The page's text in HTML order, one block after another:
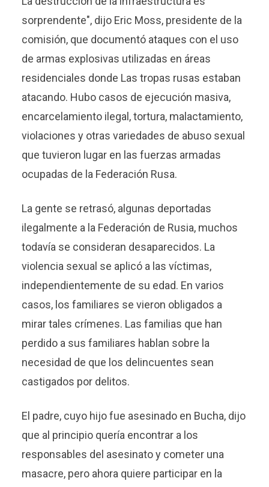
sorprendente", dijo Eric Moss, presidente de la
comisión, que documentó ataques con el uso
de armas explosivas utilizadas en áreas
residenciales donde Las tropas rusas estaban
atacando. Hubo casos de ejecución masiva,
encarcelamiento ilegal, tortura, malactamiento,
violaciones y otras variedades de abuso sexual
que tuvieron lugar en las fuerzas armadas
ocupadas de la Federación Rusa.
La gente se retrasó, algunas deportadas
ilegalmente a la Federación de Rusia, muchos
todavía se consideran desaparecidos. La
violencia sexual se aplicó a las víctimas,
independientemente de su edad. En varios
casos, los familiares se vieron obligados a
mirar tales crímenes. Las familias que han
perdido a sus familiares hablan sobre la
necesidad de que los delincuentes sean
castigados por delitos.
El padre, cuyo hijo fue asesinado en Bucha, dijo
que al principio quería encontrar a los
responsables del asesinato y cometer una
masacre, pero ahora quiere participar en la